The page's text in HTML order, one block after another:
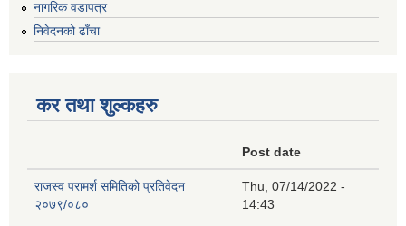
नागरिक वडापत्र
निवेदनको ढाँचा
कर तथा शुल्कहरु
Post date
राजस्व परामर्श समितिको प्रतिवेदन
२०७९/०८०
Thu, 07/14/2022 -
14:43